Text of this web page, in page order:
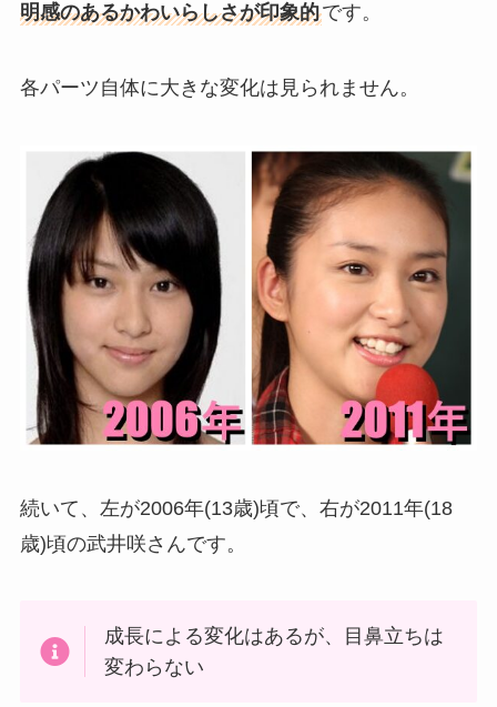
明感のあるかわいらしさが印象的です。
各パーツ自体に大きな変化は見られません。
続いて、左が2006年(13歳)頃で、右が2011年(18
歳)頃の武井咲さんです。
成長による変化はあるが、目鼻立ちは
変わらない